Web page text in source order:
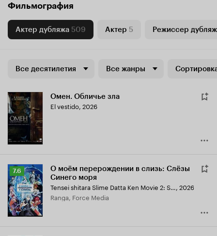
Фильмография
Актер дубляжа 509 Актер 5 Режиссер
Все десятилетия Все жанры
Омен. Обличье зла
El vestido, 2026
Рейтинг
Кинопоиска
7.6
7.6
О моём перерождении в слизь: Слёзы
Синего моря
Tensei shitara Slime Datta Ken Movie 2: Soukai no Namida-hen, 2026
Ranga, Force Media